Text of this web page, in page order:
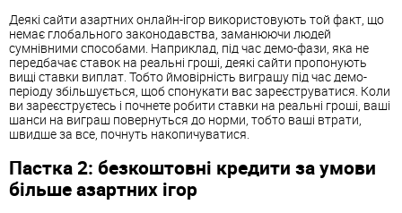
Деякі сайти азартних онлайн-ігор використовують той факт, що
немає глобального законодавства, заманюючи людей
сумнівними способами. Наприклад, під час демо-фази, яка не
передбачає ставок на реальні гроші, деякі сайти пропонують
вищі ставки виплат. Тобто ймовірність виграшу під час демо-
періоду збільшується, щоб спонукати вас зареєструватися. Коли
ви зареєструєтесь і почнете робити ставки на реальні гроші, ваші
шанси на виграш повернуться до норми, тобто ваші втрати,
швидше за все, почнуть накопичуватися.
Пастка 2: безкоштовні кредити за умови
більше азартних ігор